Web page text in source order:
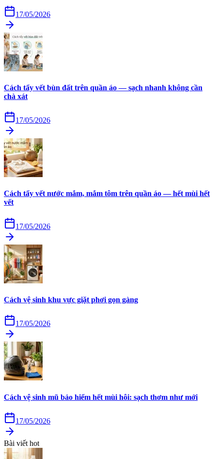
17/05/2026
Cách tẩy vết bùn đất trên quần áo — sạch nhanh không cần
chà xát
17/05/2026
Cách tẩy vết nước mắm, mắm tôm trên quần áo — hết mùi hết
vết
17/05/2026
Cách vệ sinh khu vực giặt phơi gọn gàng
17/05/2026
Cách vệ sinh mũ bảo hiểm hết mùi hôi: sạch thơm như mới
17/05/2026
Bài viết hot